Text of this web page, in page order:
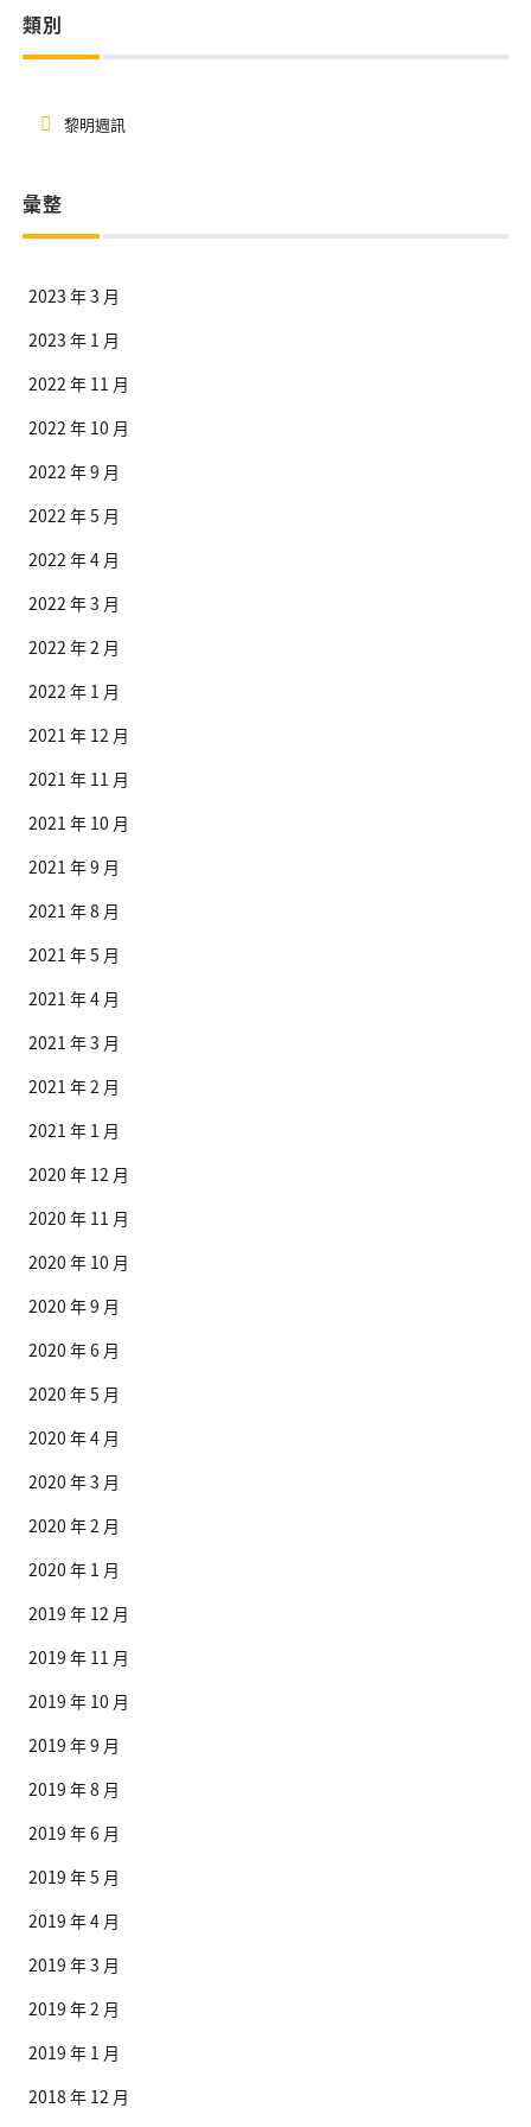
類別
黎明週訊
彙整
2023 年 3 月
2023 年 1 月
2022 年 11 月
2022 年 10 月
2022 年 9 月
2022 年 5 月
2022 年 4 月
2022 年 3 月
2022 年 2 月
2022 年 1 月
2021 年 12 月
2021 年 11 月
2021 年 10 月
2021 年 9 月
2021 年 8 月
2021 年 5 月
2021 年 4 月
2021 年 3 月
2021 年 2 月
2021 年 1 月
2020 年 12 月
2020 年 11 月
2020 年 10 月
2020 年 9 月
2020 年 6 月
2020 年 5 月
2020 年 4 月
2020 年 3 月
2020 年 2 月
2020 年 1 月
2019 年 12 月
2019 年 11 月
2019 年 10 月
2019 年 9 月
2019 年 8 月
2019 年 6 月
2019 年 5 月
2019 年 4 月
2019 年 3 月
2019 年 2 月
2019 年 1 月
2018 年 12 月